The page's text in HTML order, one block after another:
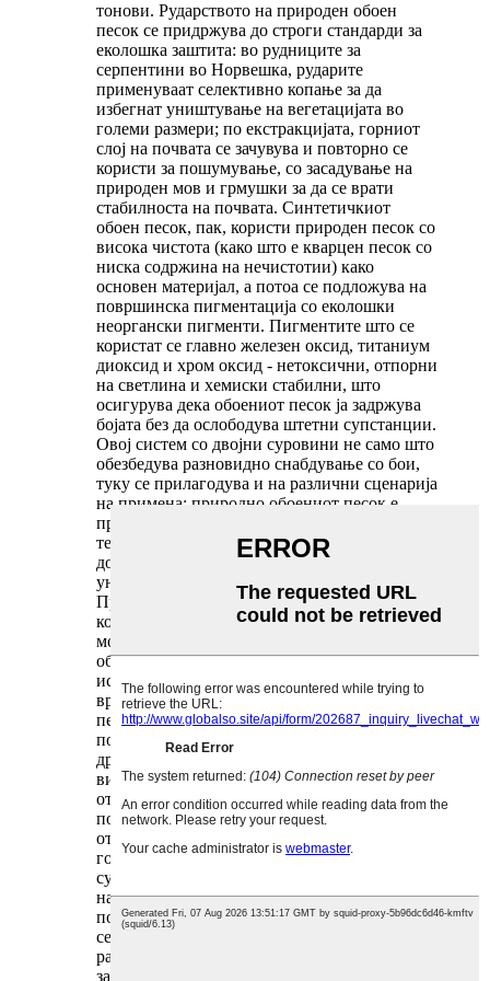
тонови. Рударството на природен обоен
песок се придржува до строги стандарди за
еколошка заштита: во рудниците за
серпентини во Норвешка, рударите
применуваат селективно копање за да
избегнат уништување на вегетацијата во
големи размери; по екстракцијата, горниот
слој на почвата се зачувува и повторно се
користи за пошумување, со засадување на
природен мов и грмушки за да се врати
стабилноста на почвата. Синтетичкиот
обоен песок, пак, користи природен песок со
висока чистота (како што е кварцен песок со
ниска содржина на нечистотии) како
основен материјал, а потоа се подложува на
површинска пигментација со еколошки
неоргански пигменти. Пигментите што се
користат се главно железен оксид, титаниум
диоксид и хром оксид - нетоксични, отпорни
на светлина и хемиски стабилни, што
осигурува дека обоениот песок ја задржува
бојата без да ослободува штетни супстанции.
Овој систем со двојни суровини не само што
обезбедува разновидно снабдување со бои,
туку се прилагодува и на различни сценарија
на примена: природно обоениот песок е
претпочитан за проекти што бараат земјена
текстура, додека синтетичкиот обоен песок
доминира во полињата што бараат
униформна боја и висока конзистенција.
Процесот на производство на обоен песок ги
комбинира природната обработка и
модерната еколошка технологија,
обезбедувајќи квалитет на производот, а
истовремено минимизирајќи го влијанието
врз животната средина. За природен обоен
песок, ископаниот минерален песок се
подложува на физичка обработка: прво,
дробење на груби честички со помош на
вилична дробилка, а потоа се сече за
отстранување на преголеми нечистотии;
последователното миење со чиста вода ги
отстранува прашината и глината, зачувувајќи
го природниот минерален сјај; сушењето во
сушари на сончева енергија (наместо грејачи
на фосилни горива) ја намалува
потрошувачката на енергија; конечното
сечење ги класифицира честичките во
различни големини - фин песок (0,1-0,3 mm)
за премази и занаети, среден песок (0,3-0,6